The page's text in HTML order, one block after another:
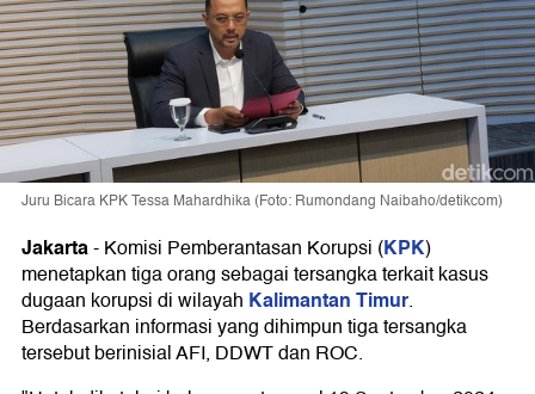
Juru Bicara KPK Tessa Mahardhika (Foto: Rumondang Naibaho/detikcom)
Jakarta-Komisi Pemberantasan Korupsi (KPK)
menetapkan tiga orang sebagai tersangka terkait kasus
dugaan korupsi di wilayah Kalimantan Timur.
Berdasarkan informasi yang dihimpun tiga tersangka
tersebut berinisial AFI, DDWT dan ROC.